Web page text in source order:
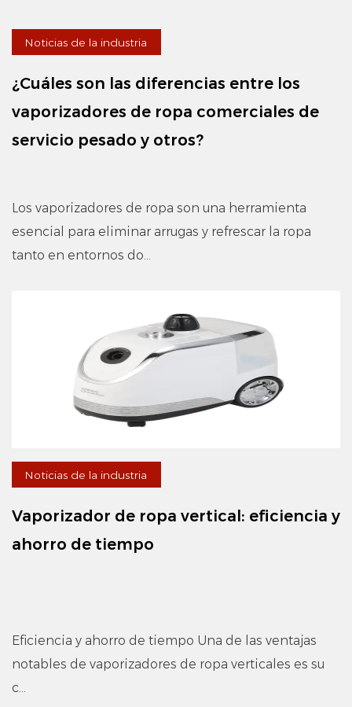
Noticias de la industria
¿Cuáles son las diferencias entre los
vaporizadores de ropa comerciales de
servicio pesado y otros?
Los vaporizadores de ropa son una herramienta
esencial para eliminar arrugas y refrescar la ropa
tanto en entornos do...
Noticias de la industria
Vaporizador de ropa vertical: eficiencia y
ahorro de tiempo
Eficiencia y ahorro de tiempo Una de las ventajas
notables de vaporizadores de ropa verticales es su
c...